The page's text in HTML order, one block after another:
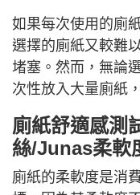
如果每次使用的廁
選擇的廁紙又較難
堵塞。然而，無論
次性放入大量廁紙
廁紙舒適感測
絲/Junas柔軟
廁紙的柔軟度是消